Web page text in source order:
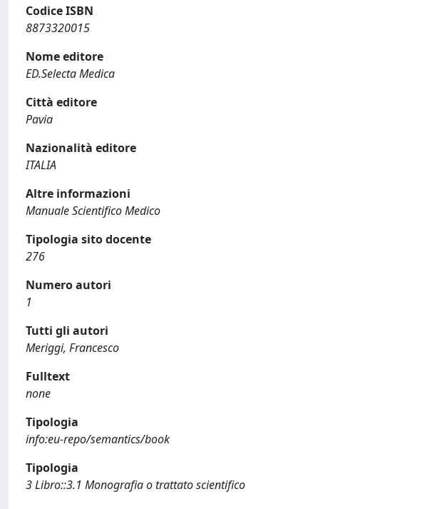
Codice ISBN
8873320015
Nome editore
ED.Selecta Medica
Città editore
Pavia
Nazionalità editore
ITALIA
Altre informazioni
Manuale Scientifico Medico
Tipologia sito docente
276
Numero autori
1
Tutti gli autori
Meriggi, Francesco
Fulltext
none
Tipologia
info:eu-repo/semantics/book
Tipologia
3 Libro::3.1 Monografia o trattato scientifico